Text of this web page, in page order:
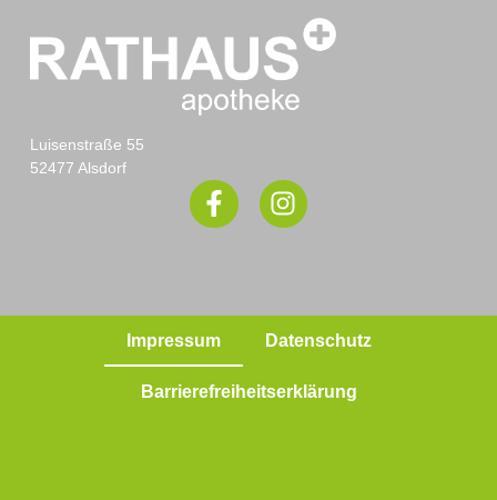
Luisenstraße 55
52477 Alsdorf
Impressum Datenschutz
Barrierefreiheitserklärung